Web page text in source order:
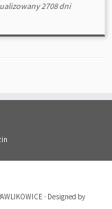
2708 dni
· Designed by